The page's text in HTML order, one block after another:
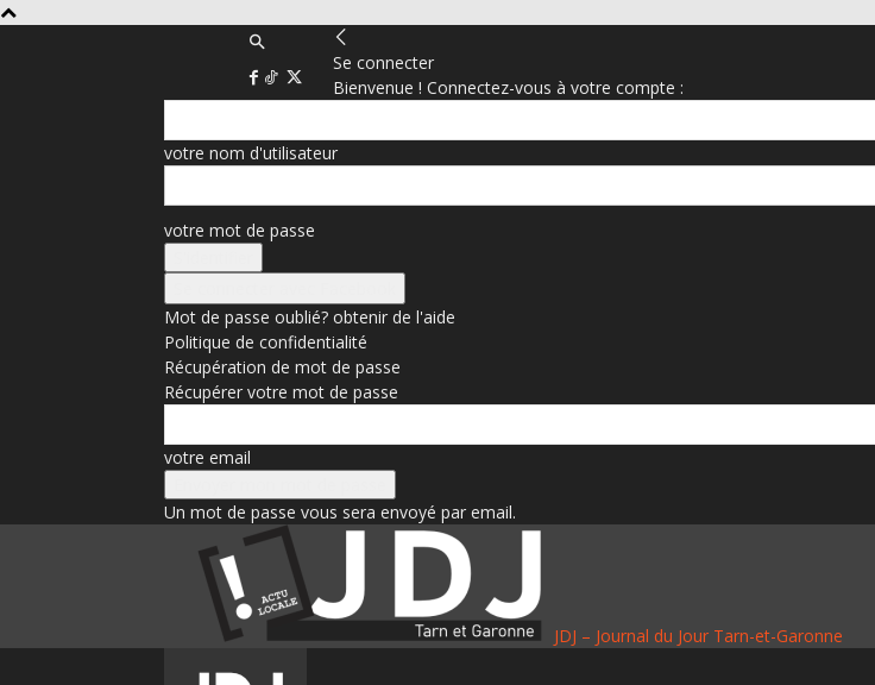
Se connecter
Bienvenue ! Connectez-vous à votre compte :
votre nom d'utilisateur
votre mot de passe
Mot de passe oublié? obtenir de l'aide
Politique de confidentialité
Récupération de mot de passe
Récupérer votre mot de passe
votre email
Un mot de passe vous sera envoyé par email.
JDJ – Journal du Jour Tarn-et-Garonne